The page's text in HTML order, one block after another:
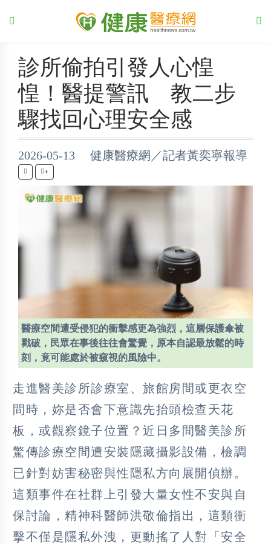
診所偷拍引發人心惶
惶！醫提警訊 教二步
驟找回心理安全感
2026-05-13 健康醫療網／記者黃奕寧報導
+
醫療空間遭受侵犯的衝擊感更為強烈，這層保護傘被
戳破，民眾在事後往往會驚覺，原本自認最放鬆的時
刻，竟可能處於被窺視的風險中。
走進醫美診所診療室、旅館房間或更衣空
間時，妳是否會下意識先抬頭檢查天花
板，或觀察鏡子位置？近日多間醫美診所
驚傳診療空間遭安裝隱藏攝影設備，檢調
已針對妨害秘密與性隱私方向展開偵辦。
這類事件在社群上引發大量女性不安與自
保討論，精神科醫師洪敬倫指出，這類衝
擊不僅是隱私外洩，更動搖了人對「安全